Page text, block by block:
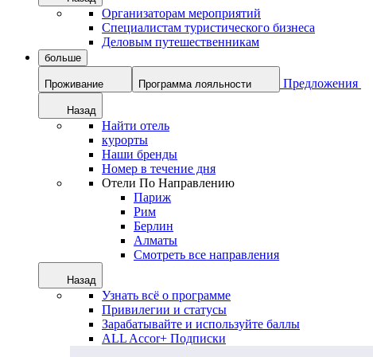
Организаторам мероприятий
Специалистам туристического бизнеса
Деловым путешественникам
больше
Проживание Программа лояльности Предложения
Назад
Найти отель
курорты
Наши бренды
Номер в течение дня
Отели По Направлению
Париж
Рим
Берлин
Алматы
Смотреть все направления
Назад
Узнать всё о программе
Привилегии и статусы
Зарабатывайте и используйте баллы
ALL Accor+ Подписки